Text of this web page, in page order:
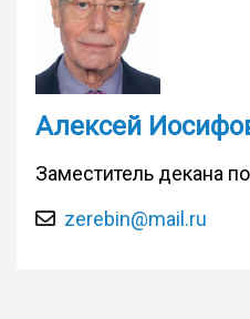
Алексей
Заместитель декана
zerebin@mail.ru